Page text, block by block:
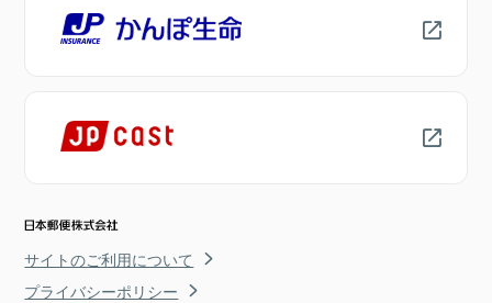
サイトのご利用について
プライバシーポリシー